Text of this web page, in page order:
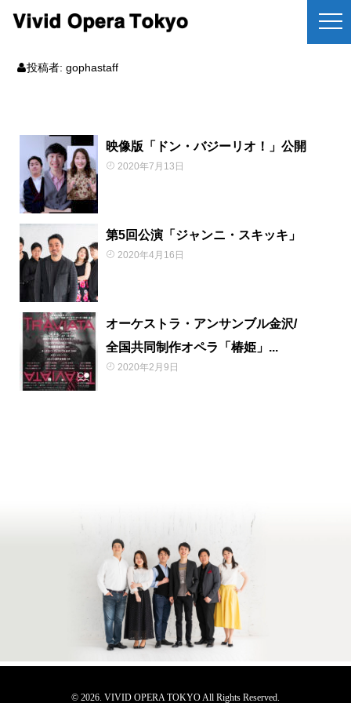
投稿者: gophastaff
映像版「ドン・バジーリオ！」公開
2020年7月13日
第5回公演「ジャンニ・スキッキ」
2020年4月16日
オーケストラ・アンサンブル金沢/
全国共同制作オペラ「椿姫」...
2020年2月9日
© 2026. VIVID OPERA TOKYO All Rights Reserved.